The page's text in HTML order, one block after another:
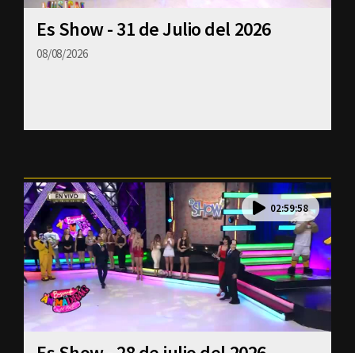
Es Show - 31 de Julio del 2026
08/08/2026
02:59:58